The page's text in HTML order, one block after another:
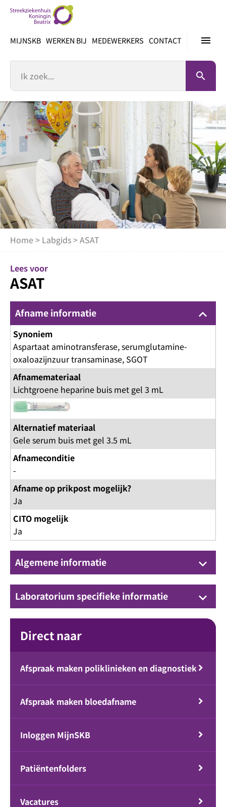
inhoud
menu
MIJNSKB WERKEN BIJ MEDEWERKERS CONTACT
search
Home > Labgids> ASAT
Lees voor
ASAT
Afname informatie keyboard_arrow_up
Synoniem
Aspartaat aminotransferase, serumglutamine-
oxaloazijnzuur transaminase, SGOT
Afnamemateriaal
Lichtgroene heparine buis met gel 3 mL
Alternatief materiaal
Gele serum buis met gel 3.5 mL
Afnameconditie
-
Afname op prikpost mogelijk?
Ja
CITO mogelijk
Ja
Algemene informatie keyboard_arrow_down
Laboratorium specifieke informatie keyboard_arrow_down
Direct naar
Afspraak maken poliklinieken en diagnostiek
Afspraak maken bloedafname
Inloggen MijnSKB
Patiëntenfolders
Vacatures